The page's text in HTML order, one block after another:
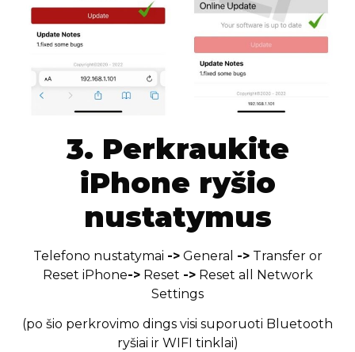
3. Perkraukite
iPhone ryšio
nustatymus
Telefono nustatymai ->General ->Transfer or
Reset iPhone->Reset ->Reset all Network
Settings
(po šio perkrovimo dings visi suporuoti Bluetooth
ryšiai ir WIFI tinklai)